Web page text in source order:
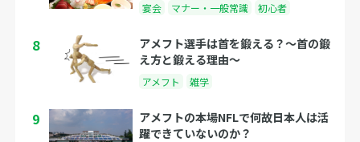
宴会 マナー・一般常識 初心者
8
アメフト選手は首を鍛える？〜首の鍛
え方と鍛える理由〜
アメフト 雑学
9
アメフトの本場NFLで何故日本人は活
躍できていないのか？